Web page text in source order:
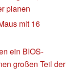
planen
mit 16
ein BIOS-
großen Teil der